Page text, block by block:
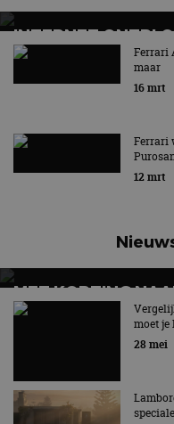
INTERNET
ELEKTRISCHE Ferrari
maar
16 mrt
Ferrari
12 mrt
MET KORTING
AUTORAI REGELT
EV Experience 2026
moet je
28 mei